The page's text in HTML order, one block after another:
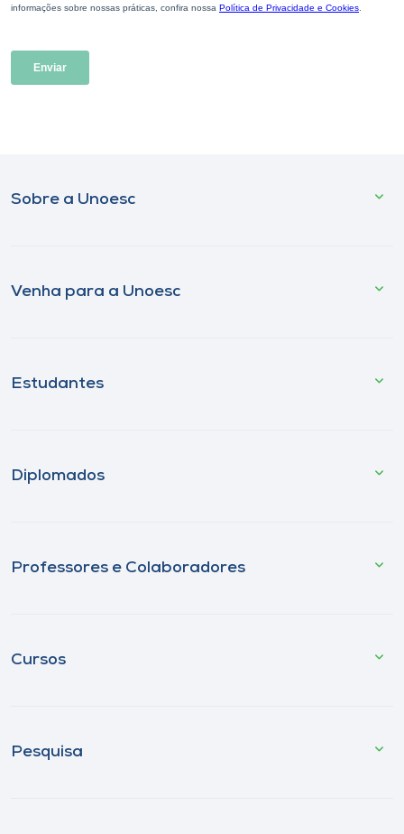
Sobre a Unoesc
Venha para a Unoesc
Estudantes
Diplomados
Professores e Colaboradores
Cursos
Pesquisa